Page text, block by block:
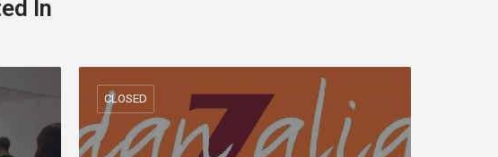
In
CLOSED